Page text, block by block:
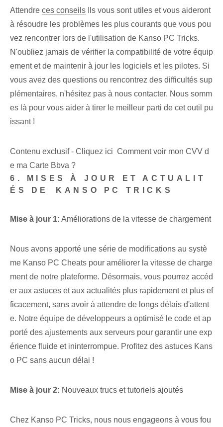
Attendre ces conseils Ils vous sont utiles et vous aideront
à résoudre les problèmes les plus courants que vous pou
vez rencontrer lors de l'utilisation de Kanso PC Tricks.
N'oubliez jamais de vérifier la compatibilité de votre équip
ement et de maintenir à jour les logiciels et les pilotes. Si
vous avez des questions ou rencontrez des difficultés sup
plémentaires, n'hésitez pas à nous contacter. Nous somm
es là pour vous aider à tirer le meilleur parti de cet outil pu
issant !
Contenu exclusif - Cliquez ici Comment voir mon CVV d
e ma Carte Bbva ?
6. MISES À JOUR ET ACTUALIT
ÉS DE ⁣KANSO PC TRICKS
Mise à jour 1: Améliorations de la vitesse de chargement
Nous avons apporté une série de modifications au systè
me Kanso PC Cheats pour améliorer la vitesse de charge
ment de notre plateforme. Désormais, vous pourrez accéd
er aux astuces et aux actualités plus rapidement et plus ef
ficacement, sans avoir à attendre de longs délais d'attent
e. Notre équipe de développeurs a optimisé le code et ap
porté des ajustements aux serveurs pour garantir une exp
érience fluide et ininterrompue. Profitez des astuces Kans
o PC sans aucun délai !
Mise à jour 2: Nouveaux trucs et tutoriels ajoutés
Chez Kanso PC Tricks, nous nous engageons à vous fou